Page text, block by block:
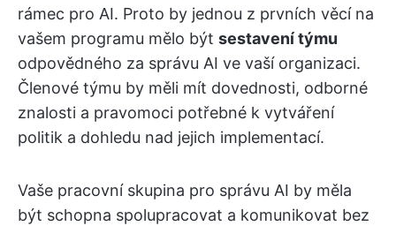
rámec pro AI. Proto by jednou z prvních věcí na
vašem programu mělo být sestavení týmu
odpovědného za správu AI ve vaší organizaci.
Členové týmu by měli mít dovednosti, odborné
znalosti a pravomoci potřebné k vytváření
politik a dohledu nad jejich implementací.
Vaše pracovní skupina pro správu AI by měla
být schopna spolupracovat a komunikovat bez